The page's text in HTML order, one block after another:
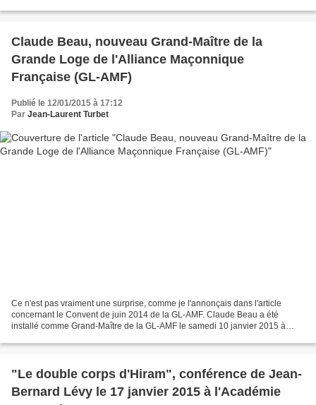
Claude Beau, nouveau Grand-Maître de la
Grande Loge de l'Alliance Maçonnique
Française (GL-AMF)
Publié le 12/01/2015 à 17:12
Par Jean-Laurent Turbet
Ce n'est pas vraiment une surprise, comme je l'annonçais dans l'article
concernant le Convent de juin 2014 de la GL-AMF. Claude Beau a été
installé comme Grand-Maître de la GL-AMF le samedi 10 janvier 2015 à
"Le double corps d'Hiram", conférence de Jean-
Bernard Lévy le 17 janvier 2015 à l'Académie